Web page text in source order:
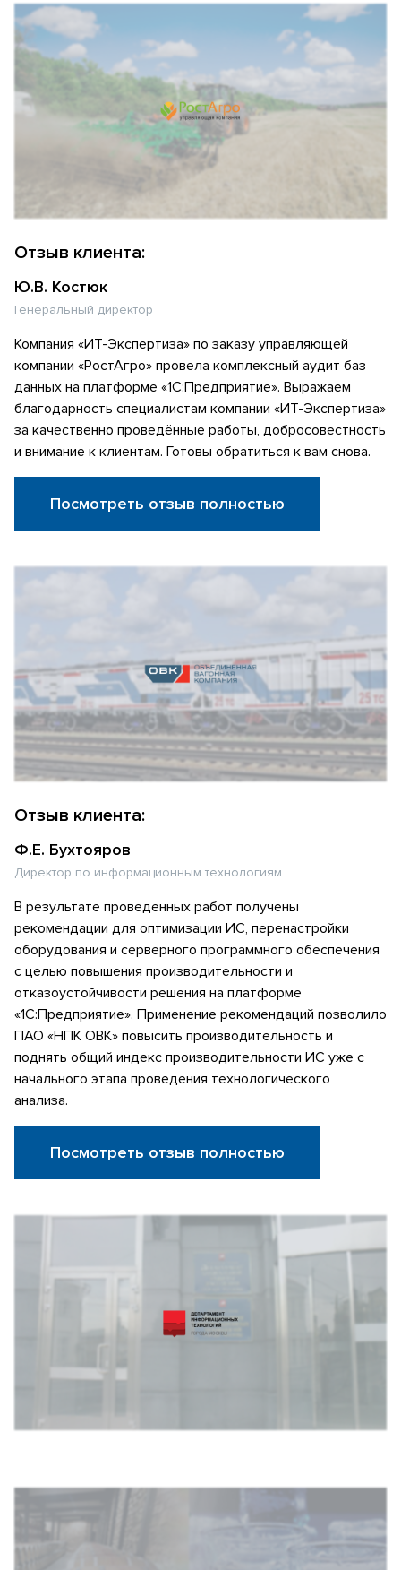
Отзыв клиента:
Ю.В. Костюк
Генеральный директор
Компания «ИТ-Экспертиза» по заказу управляющей
компании «РостАгро» провела комплексный аудит баз
данных на платформе «1С:Предприятие». Выражаем
благодарность специалистам компании «ИТ-Экспертиза»
за качественно проведённые работы, добросовестность
и внимание к клиентам. Готовы обратиться к вам снова.
Посмотреть отзыв полностью
Отзыв клиента:
Ф.Е. Бухтояров
Директор по информационным технологиям
В результате проведенных работ получены
рекомендации для оптимизации ИС, перенастройки
оборудования и серверного программного обеспечения
с целью повышения производительности и
отказоустойчивости решения на платформе
«1С:Предприятие». Применение рекомендаций позволило
ПАО «НПК ОВК» повысить производительность и
поднять общий индекс производительности ИС уже с
начального этапа проведения технологического
анализа.
Посмотреть отзыв полностью